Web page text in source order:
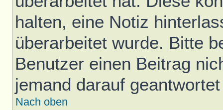
halten, eine Notiz
überarbeitet wurde. Bitte
Benutzer einen Beitrag
jemand darauf
Nach oben